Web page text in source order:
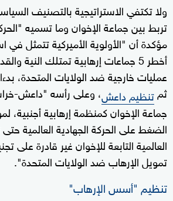
ولا تكتفي الاستراتيجية بالتصنيف
تربط بين جماعة الإخوان وما تسميه
مؤكدة أن "الأولوية الأميركية تتمثل في
أخطر 5 جماعات إرهابية تمتلك النية
عمليات خارجية ضد الولايات المتحدة،
ثمتنظيم داعش، وعلى رأسه "داعش-
جماعة الإخوان كمنظمة إرهابية أجنبية،
الضغط على الحركة الجهادية العالمية
العالمية التابعة للإخوان غير قادرة على
تمويل الإرهاب ضد الولايات المتحدة".
تنظيم "أسس الإرهاب"